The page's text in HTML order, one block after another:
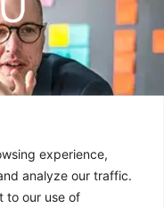
experience,
analyze our traffic.
to our use of